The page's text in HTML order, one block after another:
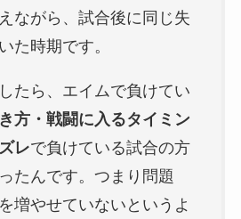
ながら、試合後に同じ失
た時期です。
たら、エイムで負けてい
方・戦闘に入るタイミン
レで負けている試合の方
たんです。つまり問題
増やせていないというよ